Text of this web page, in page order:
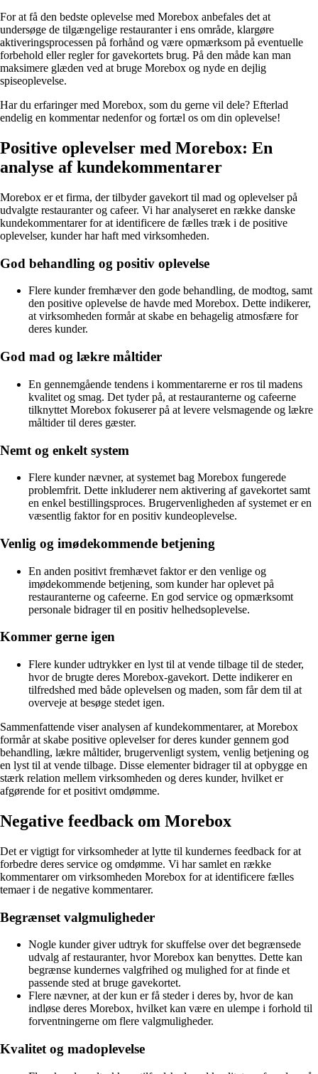
For at få den bedste oplevelse med Morebox anbefales det at
undersøge de tilgængelige restauranter i ens område, klargøre
aktiveringsprocessen på forhånd og være opmærksom på eventuelle
forbehold eller regler for gavekortets brug. På den måde kan man
maksimere glæden ved at bruge Morebox og nyde en dejlig
spiseoplevelse.
Har du erfaringer med Morebox, som du gerne vil dele? Efterlad
endelig en kommentar nedenfor og fortæl os om din oplevelse!
Positive oplevelser med Morebox: En
analyse af kundekommentarer
Morebox er et firma, der tilbyder gavekort til mad og oplevelser på
udvalgte restauranter og cafeer. Vi har analyseret en række danske
kundekommentarer for at identificere de fælles træk i de positive
oplevelser, kunder har haft med virksomheden.
God behandling og positiv oplevelse
Flere kunder fremhæver den gode behandling, de modtog, samt
den positive oplevelse de havde med Morebox. Dette indikerer,
at virksomheden formår at skabe en behagelig atmosfære for
deres kunder.
God mad og lækre måltider
En gennemgående tendens i kommentarerne er ros til madens
kvalitet og smag. Det tyder på, at restauranterne og cafeerne
tilknyttet Morebox fokuserer på at levere velsmagende og lækre
måltider til deres gæster.
Nemt og enkelt system
Flere kunder nævner, at systemet bag Morebox fungerede
problemfrit. Dette inkluderer nem aktivering af gavekortet samt
en enkel bestillingsproces. Brugervenligheden af systemet er en
væsentlig faktor for en positiv kundeoplevelse.
Venlig og imødekommende betjening
En anden positivt fremhævet faktor er den venlige og
imødekommende betjening, som kunder har oplevet på
restauranterne og cafeerne. En god service og opmærksomt
personale bidrager til en positiv helhedsoplevelse.
Kommer gerne igen
Flere kunder udtrykker en lyst til at vende tilbage til de steder,
hvor de brugte deres Morebox-gavekort. Dette indikerer en
tilfredshed med både oplevelsen og maden, som får dem til at
overveje at besøge stedet igen.
Sammenfattende viser analysen af kundekommentarer, at Morebox
formår at skabe positive oplevelser for deres kunder gennem god
behandling, lækre måltider, brugervenligt system, venlig betjening og
en lyst til at vende tilbage. Disse elementer bidrager til at opbygge en
stærk relation mellem virksomheden og deres kunder, hvilket er
afgørende for et positivt omdømme.
Negative feedback om Morebox
Det er vigtigt for virksomheder at lytte til kundernes feedback for at
forbedre deres service og omdømme. Vi har samlet en række
kommentarer om virksomheden Morebox for at identificere fælles
temaer i de negative kommentarer.
Begrænset valgmuligheder
Nogle kunder giver udtryk for skuffelse over det begrænsede
udvalg af restauranter, hvor Morebox kan benyttes. Dette kan
begrænse kundernes valgfrihed og mulighed for at finde et
passende sted at bruge gavekortet.
Flere nævner, at der kun er få steder i deres by, hvor de kan
indløse deres Morebox, hvilket kan være en ulempe i forhold til
forventningerne om flere valgmuligheder.
Kvalitet og madoplevelse